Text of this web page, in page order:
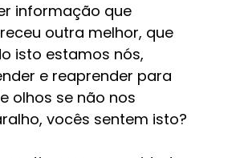
informação que
outra melhor, que
isto estamos nós,
e reaprender para
olhos se não nos
vocês sentem isto?